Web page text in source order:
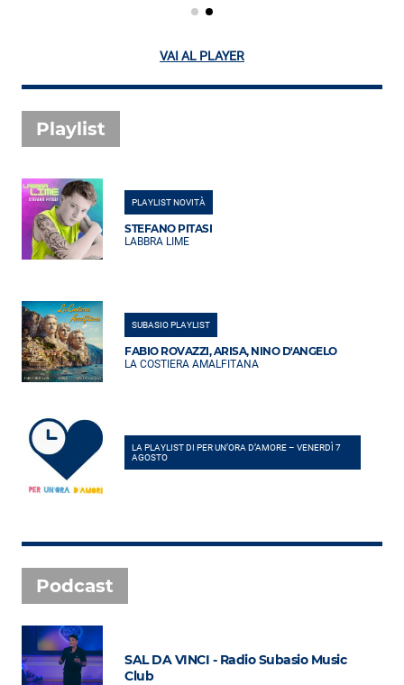
VAI AL PLAYER
Playlist
PLAYLIST NOVITÀ
STEFANO PITASI
LABBRA LIME
SUBASIO PLAYLIST
FABIO ROVAZZI, ARISA, NINO D'ANGELO
LA COSTIERA AMALFITANA
LA PLAYLIST DI PER UN’ORA D’AMORE – VENERDÌ 7
AGOSTO
Podcast
SAL DA VINCI - Radio Subasio Music
Club